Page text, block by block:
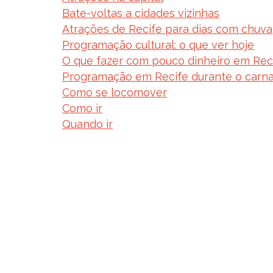
Bate-voltas a cidades vizinhas
Atrações de Recife para dias com chuva
Programação cultural: o que ver hoje
O que fazer com pouco dinheiro em
Programação em Recife durante o
Como se locomover
Como ir
Quando ir